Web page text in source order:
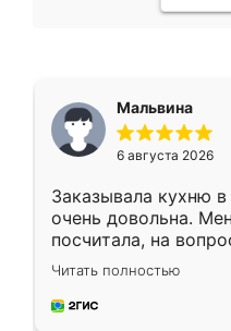
Мальвина
6 августа 2026
Заказывала кухню в
очень довольна.
посчитала, на
Замерщик приехал
делу со всей
за день, ребята
Читать полностью